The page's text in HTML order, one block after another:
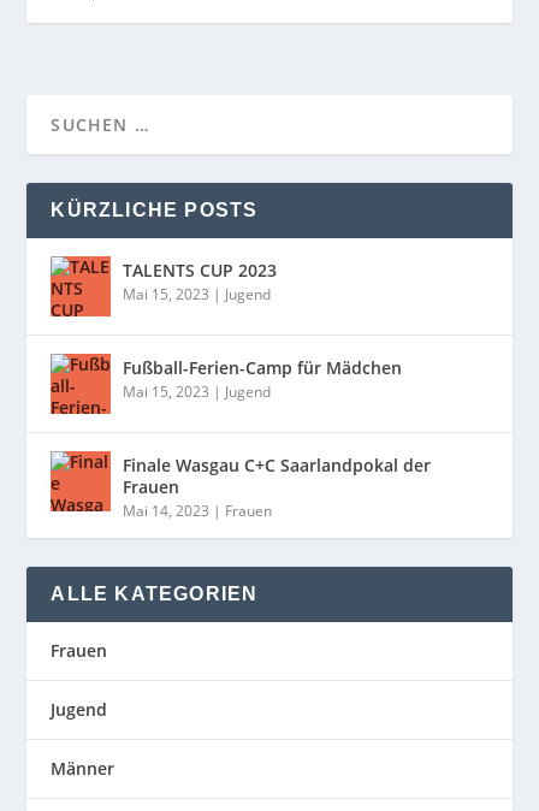
KÜRZLICHE POSTS
TALENTS CUP 2023
Mai 15, 2023 | Jugend
Fußball-Ferien-Camp für Mädchen
Mai 15, 2023 | Jugend
Finale Wasgau C+C Saarlandpokal der
Frauen
Mai 14, 2023 | Frauen
ALLE KATEGORIEN
Frauen
Jugend
Männer